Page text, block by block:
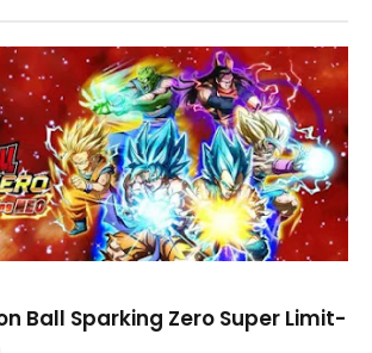
Ball Sparking Zero Super Limit-